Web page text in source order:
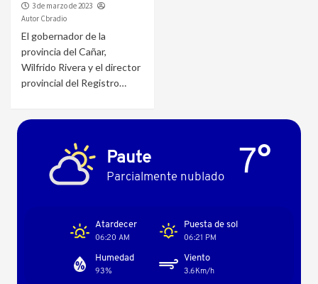
3 de marzo de 2023
Autor Cbradio
El gobernador de la
provincia del Cañar,
Wilfrido Rivera y el director
provincial del Registro…
Paute
Parcialmente nublado 7°
Atardecer
06:20 AM
Puesta de sol
06:21 PM
Humedad
93%
Viento
3.6Km/h